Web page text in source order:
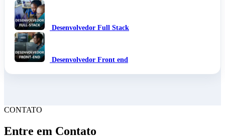
Desenvolvedor Full Stack
Desenvolvedor Front end
CONTATO
Entre em Contato